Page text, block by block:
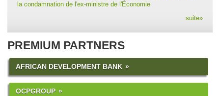
la condamnation de l'ex-ministre de l'Économie
suite»
PREMIUM PARTNERS
AFRICAN DEVELOPMENT BANK
OCPGROUP